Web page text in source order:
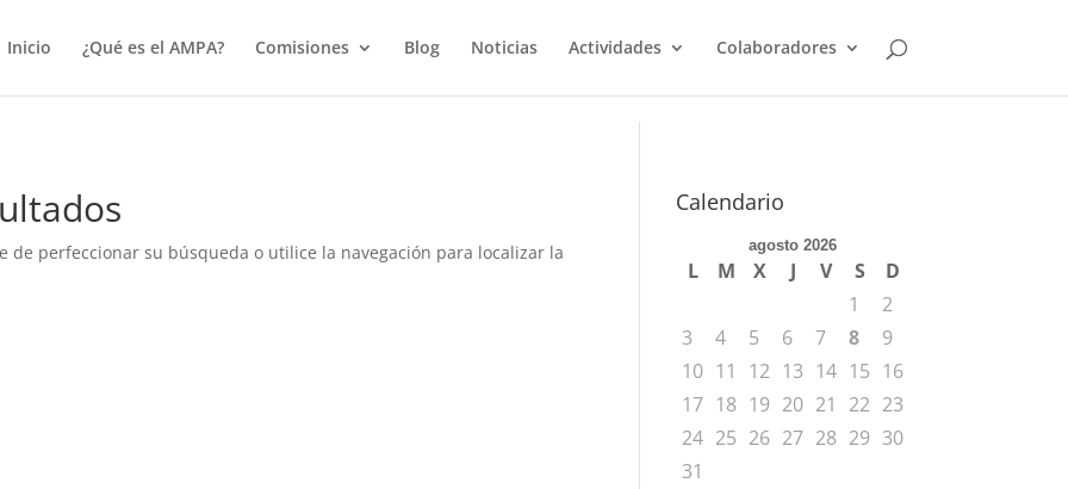
Inicio
¿Qué es el AMPA? Comisiones Blog Noticias Actividades Colaboradores
de perfeccionar su búsqueda o utilice la navegación para localizar la
Calendario
agosto 2026
L M X J V S
D
1
2
3
4 5 6 7 8
9
10 11 12 13 14 15 16
17 18 19 20 21 22 23
24 25 26 27 28 29 30
31